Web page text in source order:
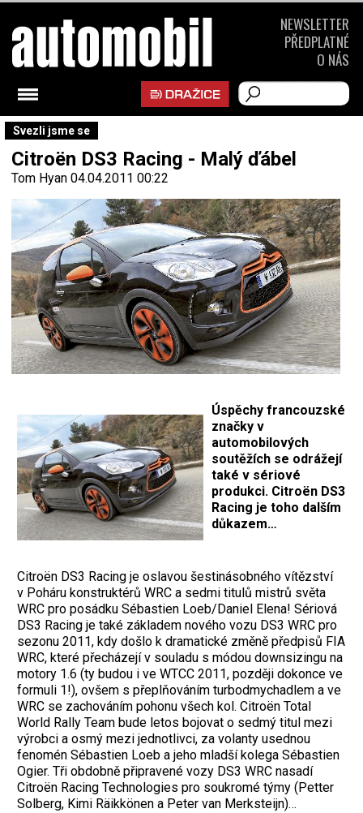
Svezli jsme se
Citroën DS3 Racing - Malý ďábel
Tom Hyan 04.04.2011 00:22
Úspěchy francouzské
značky v
automobilových
soutěžích se odrážejí
také v sériové
produkci. Citroën DS3
Racing je toho dalším
důkazem…
Citroën DS3 Racing je oslavou šestinásobného vítězství
v Poháru konstruktérů WRC a sedmi titulů mistrů světa
WRC pro posádku Sébastien Loeb/Daniel Elena! Sériová
DS3 Racing je také základem nového vozu DS3 WRC pro
sezonu 2011, kdy došlo k dramatické změně předpisů FIA
WRC, které přecházejí v souladu s módou downsizingu na
motory 1.6 (ty budou i ve WTCC 2011, později dokonce ve
formuli 1!), ovšem s přeplňováním turbodmychadlem a ve
WRC se zachováním pohonu všech kol. Citroën Total
World Rally Team bude letos bojovat o sedmý titul mezi
výrobci a osmý mezi jednotlivci, za volanty usednou
fenomén Sébastien Loeb a jeho mladší kolega Sébastien
Ogier. Tři obdobně připravené vozy DS3 WRC nasadí
Citroën Racing Technologies pro soukromé týmy (Petter
Solberg, Kimi Räikkönen a Peter van Merksteijn)…
NEWSLETTER
PŘEDPLATNÉ
O NÁS